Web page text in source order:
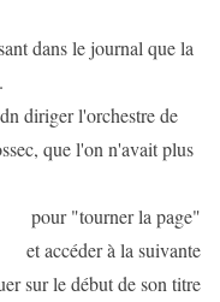
dans le journal que la
diriger l'orchestre de
que l'on n'avait plus
pour "tourner la page"
et accéder à la suivante
sur le début de son titre